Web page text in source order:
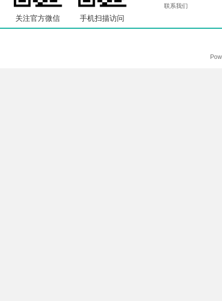
关注官方微信 手机扫描访问
联系我们